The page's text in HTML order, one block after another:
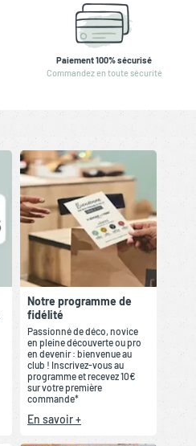
Paiement 100% sécurisé
Commandez en toute sécurité
Notre programme de
fidélité
Passionné de déco, novice
en pleine découverte ou pro
en devenir : bienvenue au
club ! Inscrivez-vous au
programme et recevez 10€
sur votre première
commande*
En savoir +